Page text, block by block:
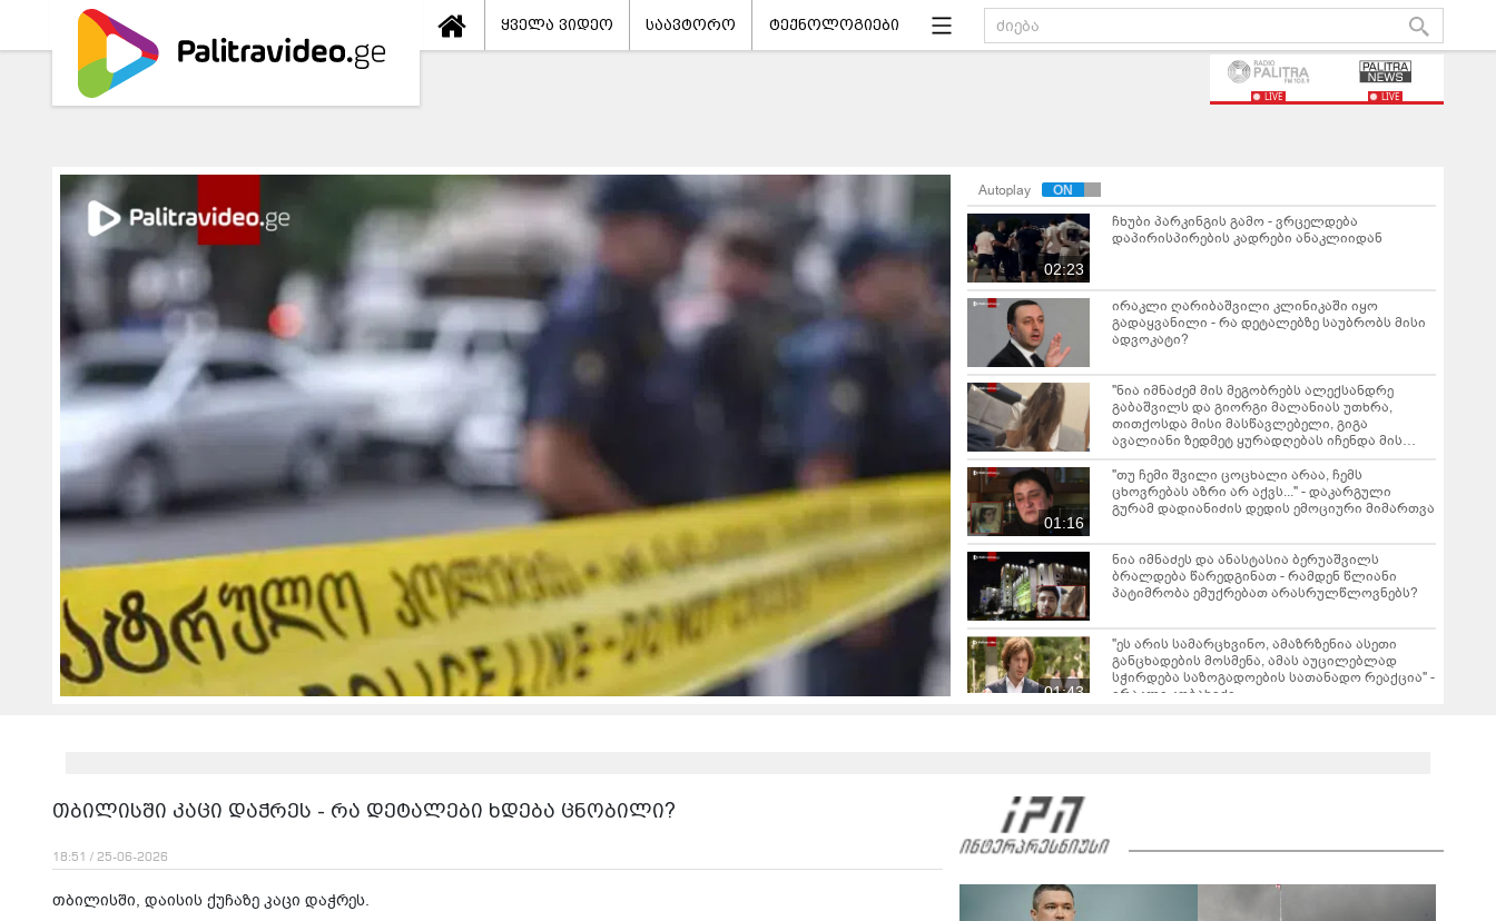
ყველა ვიდეო საავტორო ტექნოლოგიები
LIVE LIVE
Autoplay
02:23
ჩხუბი პარკინგის გამო - ვრცელდება
დაპირისპირების კადრები ანაკლიიდან
ირაკლი ღარიბაშვილი კლინიკაში იყო
გადაყვანილი - რა დეტალებზე საუბრობს მისი
ადვოკატი?
"ნია იმნაძემ მის მეგობრებს ალექსანდრე
გაბაშვილს და გიორგი მალანიას უთხრა,
თითქოსდა მისი მასწავლებელი, გიგა
ავალიანი ზედმეტ ყურადღებას იჩენდა მის
მიმართ" - რა წერია ნია იმნაძის საბრალდებო
დასკვნაში?
01:16
"თუ ჩემი შვილი ცოცხალი არაა, ჩემს
ცხოვრებას აზრი არ აქვს..." - დაკარგული
გურამ დადიანიძის დედის ემოციური მიმართვა
ნია იმნაძეს და ანასტასია ბერუაშვილს
ბრალდება წარედგინათ - რამდენ წლიანი
პატიმრობა ემუქრებათ არასრულწლოვნებს?
01:43
"ეს არის სამარცხვინო, ამაზრზენია ასეთი
განცხადების მოსმენა, ამას აუცილებლად
სჭირდება საზოგადოების სათანადო რეაქცია" -
ირაკლი კობახიძე
ელი კურსის სტუდენტიც იკითხავს"
თბილისში კაცი დაჭრეს - რა დეტალები ხდება ცნობილი?
18:51 / 25-06-2026
თბილისში, დაისის ქუჩაზე კაცი დაჭრეს.